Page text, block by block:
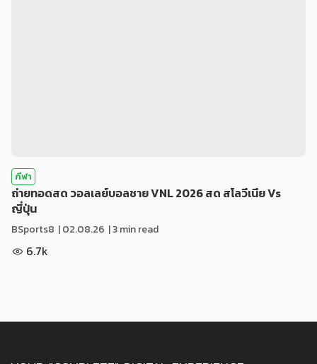
กีฬา
ถ่ายทอดสด วอลเลย์บอลชาย VNL 2026 สด สโลวีเนีย Vs
ญี่ปุ่น
BSports8 |02.08.26 | 3 min read
6.7k